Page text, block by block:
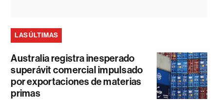
LAS ÚLTIMAS
Australia registra inesperado
superávit comercial impulsado
por exportaciones de materias
primas